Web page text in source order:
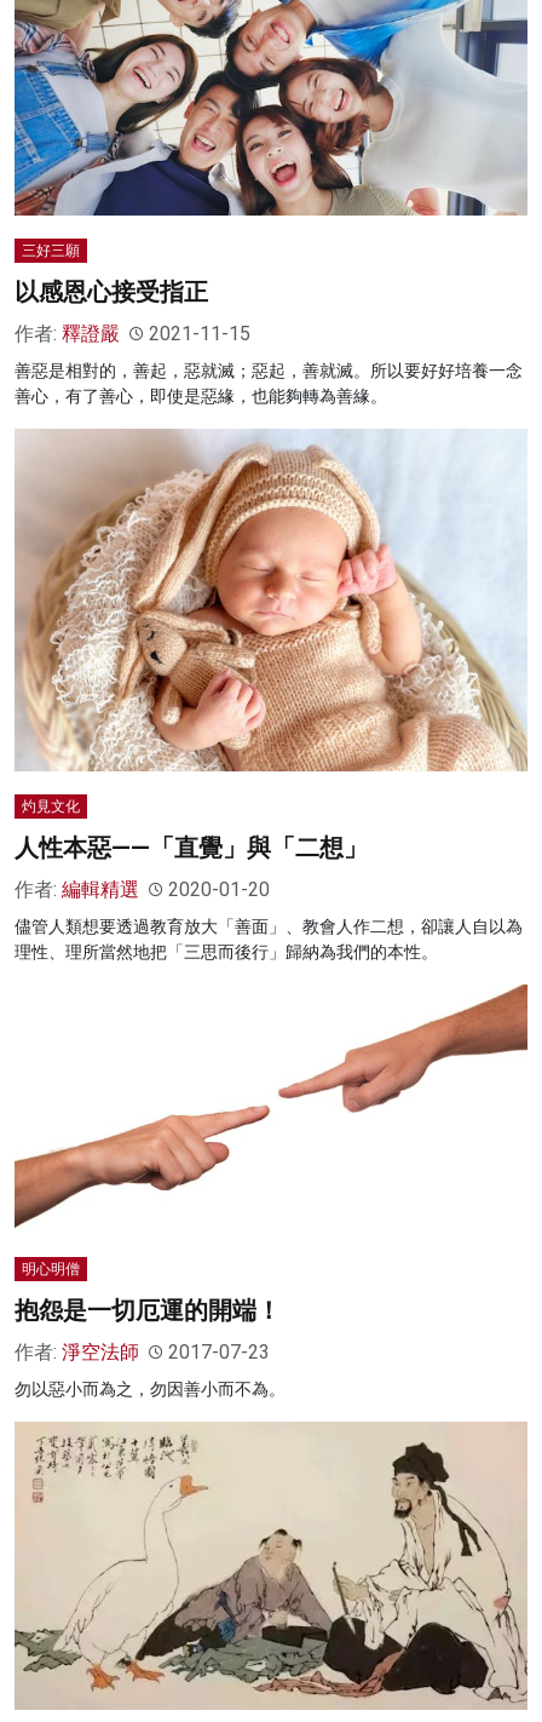
三好三願
以感恩心接受指正
作者: 釋證嚴 2021-11-15
善惡是相對的，善起，惡就滅；惡起，善就滅。所以要好好培養一念
善心，有了善心，即使是惡緣，也能夠轉為善緣。
灼見文化
人性本惡——「直覺」與「二想」
作者: 編輯精選 2020-01-20
儘管人類想要透過教育放大「善面」、教會人作二想，卻讓人自以為
理性、理所當然地把「三思而後行」歸納為我們的本性。
明心明僧
抱怨是一切厄運的開端！
作者: 淨空法師 2017-07-23
勿以惡小而為之，勿因善小而不為。